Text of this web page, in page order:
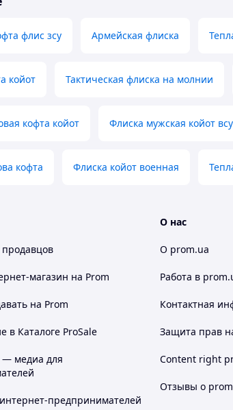
флис зсу Армейская флиска
койот Тактическая флиска на молнии
кофта койот Флиска мужская койот всу
кофта Флиска койот военная
магазин на Prom
на Prom
в Каталоге ProSale
— медиа для
предпринимателей
О нас
О prom.ua
Работа в
Контактная
Защита прав
Content right
Отзывы о